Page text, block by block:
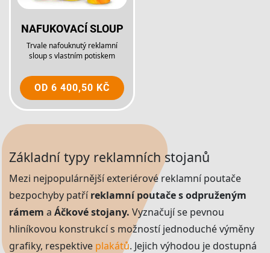
NAFUKOVACÍ SLOUP
Trvale nafouknutý reklamní
sloup s vlastním potiskem
OD 6 400,50 KČ
Základní typy reklamních stojanů
Mezi nejpopulárnější exteriérové reklamní poutače
bezpochyby patříreklamní poutače s odpruženým
rámem a Áčkové stojany. Vyznačují se pevnou
hliníkovou konstrukcí s možností jednoduché výměny
grafiky, respektive plakátů. Jejich výhodou je dostupná